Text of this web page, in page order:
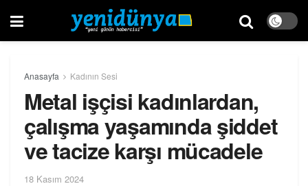
Anasayfa Kadının Sesi
Metal işçisi kadınlardan,
çalışma yaşamında şiddet
ve tacize karşı mücadele
18 Kasım 2024